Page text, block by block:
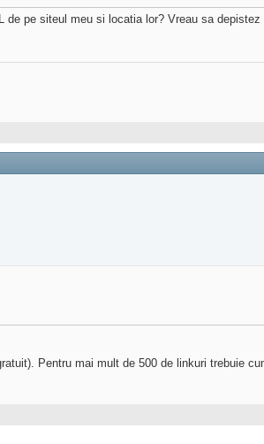
pe siteul meu si locatia lor? Vreau sa
Pentru mai mult de 500 de linkuri trebuie